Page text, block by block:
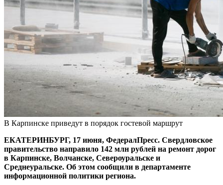
В Карпинске приведут в порядок гостевой маршрут
ЕКАТЕРИНБУРГ, 17 июня, ФедералПресс. Свердловское
правительство направило 142 млн рублей на ремонт дорог
в Карпинске, Волчанске, Североуральске и
Среднеуральске. Об этом сообщили в департаменте
информационной политики региона.